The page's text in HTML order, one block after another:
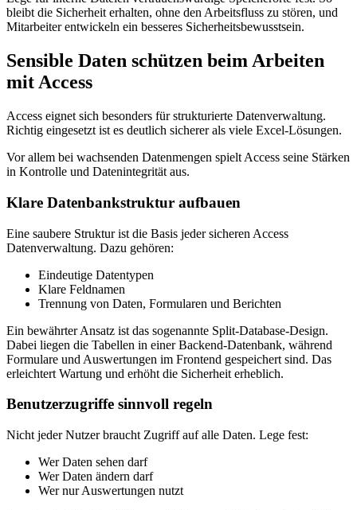
bleibt die Sicherheit erhalten, ohne den Arbeitsfluss zu stören, und
Mitarbeiter entwickeln ein besseres Sicherheitsbewusstsein.
Sensible Daten schützen beim Arbeiten
mit Access
Access eignet sich besonders für strukturierte Datenverwaltung.
Richtig eingesetzt ist es deutlich sicherer als viele Excel-Lösungen.
Vor allem bei wachsenden Datenmengen spielt Access seine Stärken
in Kontrolle und Datenintegrität aus.
Klare Datenbankstruktur aufbauen
Eine saubere Struktur ist die Basis jeder sicheren Access
Datenverwaltung. Dazu gehören:
Eindeutige Datentypen
Klare Feldnamen
Trennung von Daten, Formularen und Berichten
Ein bewährter Ansatz ist das sogenannte Split-Database-Design.
Dabei liegen die Tabellen in einer Backend-Datenbank, während
Formulare und Auswertungen im Frontend gespeichert sind. Das
erleichtert Wartung und erhöht die Sicherheit erheblich.
Benutzerzugriffe sinnvoll regeln
Nicht jeder Nutzer braucht Zugriff auf alle Daten. Lege fest:
Wer Daten sehen darf
Wer Daten ändern darf
Wer nur Auswertungen nutzt